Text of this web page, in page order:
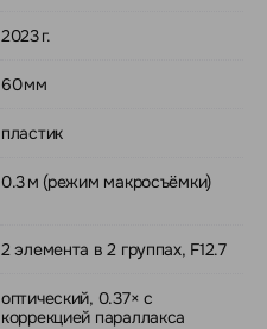
2023 г.
60 мм
пластик
0.3 м (режим макросъёмки)
2 элемента в 2 группах, F12.7
оптический, 0.37× с
коррекцией параллакса